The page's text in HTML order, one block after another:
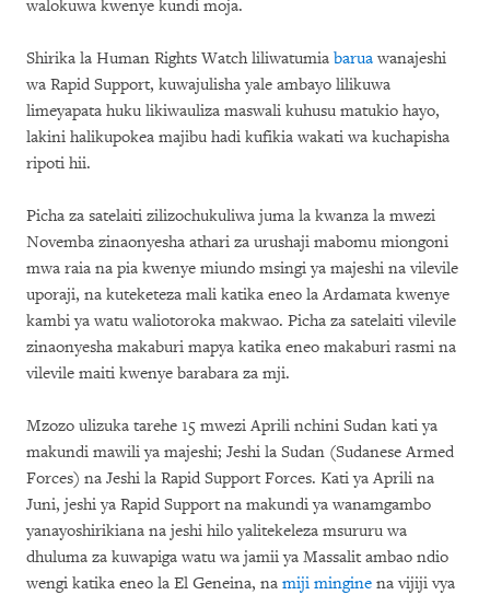
walokuwa kwenye kundi moja.
Shirika la Human Rights Watch liliwatumia barua wanajeshi
wa Rapid Support, kuwajulisha yale ambayo lilikuwa
limeyapata huku likiwauliza maswali kuhusu matukio hayo,
lakini halikupokea majibu hadi kufikia wakati wa kuchapisha
ripoti hii.
Picha za satelaiti zilizochukuliwa juma la kwanza la mwezi
Novemba zinaonyesha athari za urushaji mabomu miongoni
mwa raia na pia kwenye miundo msingi ya majeshi na vilevile
uporaji, na kuteketeza mali katika eneo la Ardamata kwenye
kambi ya watu waliotoroka makwao. Picha za satelaiti vilevile
zinaonyesha makaburi mapya katika eneo makaburi rasmi na
vilevile maiti kwenye barabara za mji.
Mzozo ulizuka tarehe 15 mwezi Aprili nchini Sudan kati ya
makundi mawili ya majeshi; Jeshi la Sudan (Sudanese Armed
Forces) na Jeshi la Rapid Support Forces. Kati ya Aprili na
Juni, jeshi ya Rapid Support na makundi ya wanamgambo
yanayoshirikiana na jeshi hilo yalitekeleza msururu wa
dhuluma za kuwapiga watu wa jamii ya Massalit ambao ndio
wengi katika eneo la El Geneina, na miji mingine na vijiji vya